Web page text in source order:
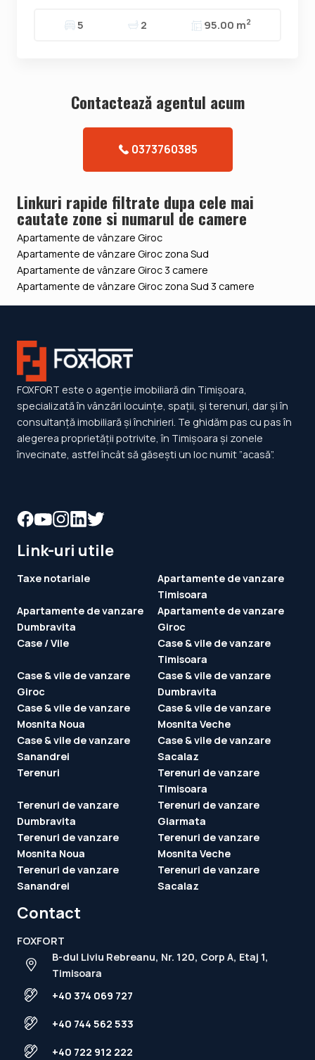
5 2 95.00 m2
Contacteazǎ agentul acum
0373760385
Linkuri rapide filtrate dupa cele mai
cautate zone si numarul de camere
Apartamente de vânzare Giroc
Apartamente de vânzare Giroc zona Sud
Apartamente de vânzare Giroc 3 camere
Apartamente de vânzare Giroc zona Sud 3 camere
FOXFORT este o agenție imobiliară din Timișoara,
specializată în vânzări locuințe, spații, și terenuri, dar și în
consultanță imobiliară și închirieri. Te ghidăm pas cu pas în
alegerea proprietății potrivite, în Timișoara și zonele
învecinate, astfel încât să găsești un loc numit ”acasă”.
Link-uri utile
Taxe notariale
Apartamente de vanzare
Timisoara
Apartamente de vanzare
Dumbravita
Apartamente de vanzare
Giroc
Case / Vile
Case & vile de vanzare
Timisoara
Case & vile de vanzare
Giroc
Case & vile de vanzare
Dumbravita
Case & vile de vanzare
Mosnita Noua
Case & vile de vanzare
Mosnita Veche
Case & vile de vanzare
Sanandrei
Case & vile de vanzare
Sacalaz
Terenuri
Terenuri de vanzare
Timisoara
Terenuri de vanzare
Dumbravita
Terenuri de vanzare
Giarmata
Terenuri de vanzare
Mosnita Noua
Terenuri de vanzare
Mosnita Veche
Terenuri de vanzare
Sanandrei
Terenuri de vanzare
Sacalaz
Contact
FOXFORT
B-dul Liviu Rebreanu, Nr. 120, Corp A, Etaj 1,
Timisoara
+40 374 069 727
+40 744 562 533
+40 722 912 222